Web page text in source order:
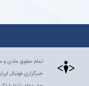
خبرگزاری فوتبال